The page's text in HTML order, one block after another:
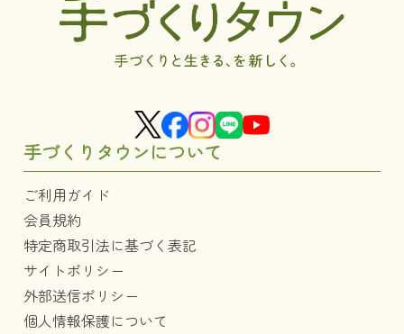
手づくりタウンについて
ご利用ガイド
会員規約
特定商取引法に基づく表記
サイトポリシー
外部送信ポリシー
個人情報保護について